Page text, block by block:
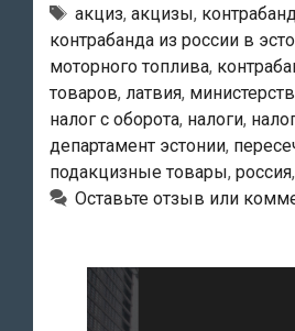
обязать
«бензовозов»
находиться
в
России
не
менее
Метки
акциз, акцизы,
контрабанда из россии в
моторного топлива,
товаров, латвия,
налог с оборота, налоги,
департамент эстонии,
подакцизные товары, россия
Оставьте отзыв или